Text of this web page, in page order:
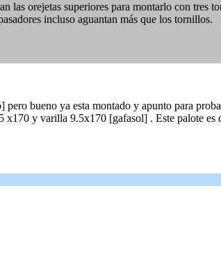
las orejetas superiores para montarlo con tres
incluso aguantan más que los tornillos.
bueno ya esta montado y apunto para
y varilla 9.5x170 [gafasol] . Este palote es